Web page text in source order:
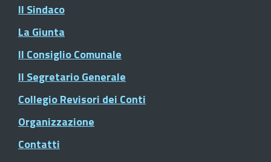
Il Sindaco
La Giunta
Il Consiglio Comunale
Il Segretario Generale
Collegio Revisori dei Conti
Organizzazione
Contatti